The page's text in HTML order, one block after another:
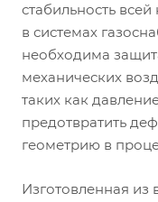
стабильность
в системах
необходима
механических
таких как
предотвратить
геометрию в
Изготовленная